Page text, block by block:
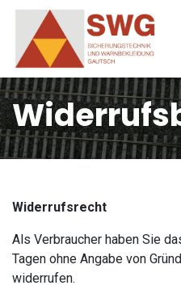
Zum Inhalt springen
Widerrufsrecht
Als Verbraucher haben Sie
Tagen ohne Angabe von
widerrufen.